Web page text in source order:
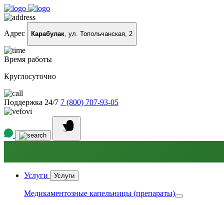
Адрес Карабулак, ул. Топольчанская, 2
Время работы
Круглосуточно
Поддержка 24/7 7 (800) 707-93-05
Услуги Услуги
Медикаментозные капельницы (препараты)